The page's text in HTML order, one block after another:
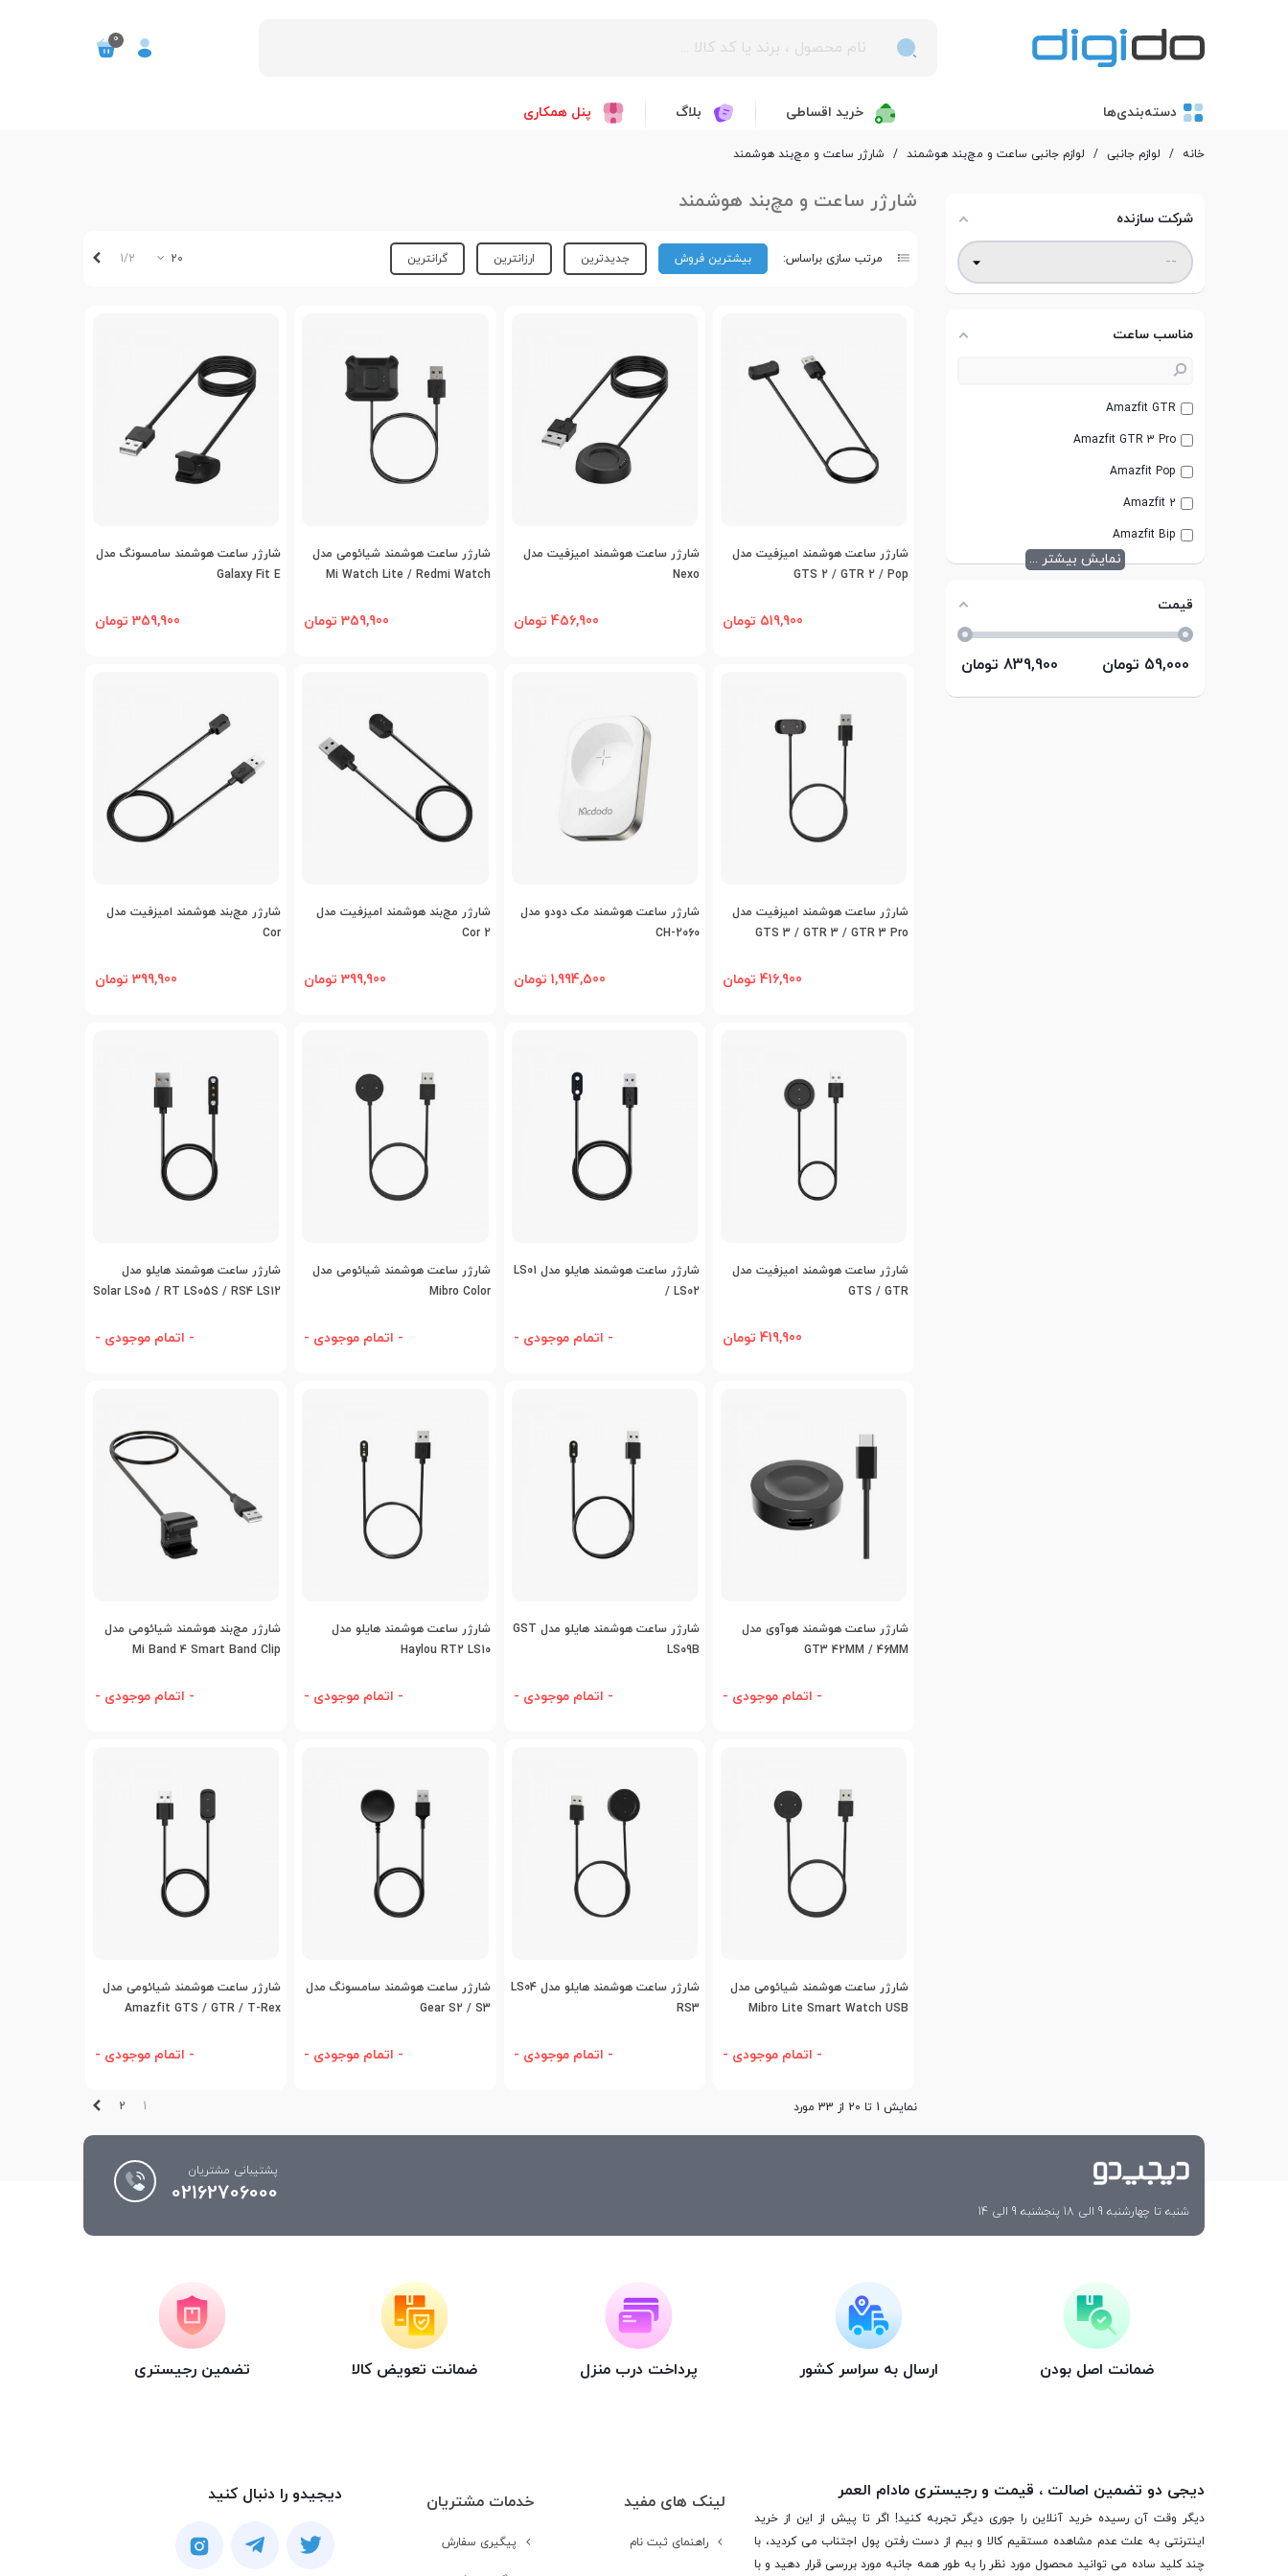
0
دسته‌بندی‌ها خرید اقساطی بلاگ پنل همکاری
خانه / لوازم جانبی / لوازم جانبی ساعت و مچ‌بند هوشمند / شارژر ساعت و مچ‌بند هوشمند
شرکت سازنده
مناسب ساعت
Amazfit GTR
Amazfit GTR 3 Pro
Amazfit Pop
Amazfit 2
Amazfit Bip
نمایش بیشتر ...
قیمت
59,000 تومان 839,900 تومان
شارژر ساعت و مچ‌بند هوشمند
مرتب سازی براساس: بیشترین فروش جدیدترین ارزانترین گرانترین 20
1/2
اضافه به مقایسه
شارژر ساعت هوشمند امیزفیت مدل
GTS 2 / GTR 2 / Pop
519,900 تومان
اضافه به مقایسه
شارژر ساعت هوشمند امیزفیت مدل
Nexo
456,900 تومان
اضافه به مقایسه
شارژر ساعت هوشمند شیائومی مدل
Mi Watch Lite / Redmi Watch
359,900 تومان
اضافه به مقایسه
شارژر ساعت هوشمند سامسونگ مدل
Galaxy Fit E
359,900 تومان
اضافه به مقایسه
شارژر ساعت هوشمند امیزفیت مدل
GTS 3 / GTR 3 / GTR 3 Pro
416,900 تومان
اضافه به مقایسه
شارژر ساعت هوشمند مک دودو مدل
CH-2060
1,994,500 تومان
اضافه به مقایسه
شارژر مچ‌بند هوشمند امیزفیت مدل
Cor 2
399,900 تومان
اضافه به مقایسه
شارژر مچ‌بند هوشمند امیزفیت مدل
Cor
399,900 تومان
اضافه به مقایسه
شارژر ساعت هوشمند امیزفیت مدل
GTS / GTR
419,900 تومان
اضافه به مقایسه
شارژر ساعت هوشمند هایلو مدل LS01
/ LS02
- اتمام موجودی -
اضافه به مقایسه
شارژر ساعت هوشمند شیائومی مدل
Mibro Color
- اتمام موجودی -
اضافه به مقایسه
شارژر ساعت هوشمند هایلو مدل
Solar LS05 / RT LS05S / RS4 LS12
- اتمام موجودی -
اضافه به مقایسه
شارژر ساعت هوشمند هوآوی مدل
GT3 42MM / 46MM
- اتمام موجودی -
اضافه به مقایسه
شارژر ساعت هوشمند هایلو مدل GST
LS09B
- اتمام موجودی -
اضافه به مقایسه
شارژر ساعت هوشمند هایلو مدل
Haylou RT2 LS10
- اتمام موجودی -
اضافه به مقایسه
شارژر مچ‌بند هوشمند شیائومی مدل
Mi Band 4 Smart Band Clip
- اتمام موجودی -
اضافه به مقایسه
شارژر ساعت هوشمند شیائومی مدل
Mibro Lite Smart Watch USB
- اتمام موجودی -
اضافه به مقایسه
شارژر ساعت هوشمند هایلو مدل LS04
RS3
- اتمام موجودی -
اضافه به مقایسه
شارژر ساعت هوشمند سامسونگ مدل
Gear S2 / S3
- اتمام موجودی -
اضافه به مقایسه
شارژر ساعت هوشمند شیائومی مدل
Amazfit GTS / GTR / T-Rex
- اتمام موجودی -
نمایش 1 تا 20 از 33 مورد 1
2
شنبه تا چهارشنبه 9 الی 18 پنجشنبه 9 الی 14
پشتیبانی مشتریان
02162706000
ضمانت اصل بودن ارسال به سراسر کشور پرداخت درب منزل ضمانت تعویض کالا تضمین رجیستری
دیجی دو تضمین اصالت ، قیمت و رجیستری مادام العمر
دیگر وقت آن رسیده خرید آنلاین را جوری دیگر تجربه کنید! اگر تا پیش از این از خرید
اینترنتی به علت عدم مشاهده مستقیم کالا و بیم از دست رفتن پول اجتناب می کردید، با
چند کلید ساده می توانید محصول مورد نظر را به طور همه جانبه مورد بررسی قرار دهید و با
لینک های مفید
راهنمای ثبت نام
خدمات مشتریان
پیگیری سفارش
دیجیدو را دنبال کنید